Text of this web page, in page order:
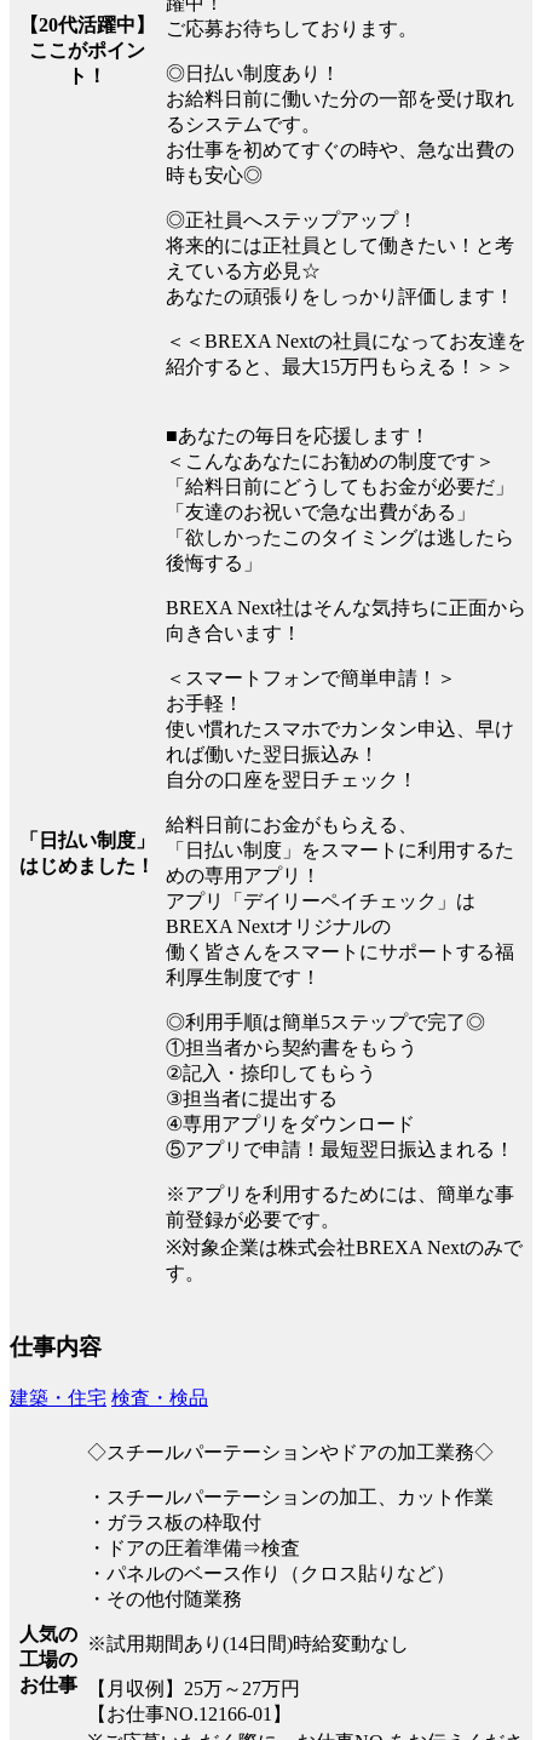
【20代活躍中】
ここがポイン
ト！
ご応募お待ちしております。
◎日払い制度あり！
お給料日前に働いた分の一部を受け取れ
るシステムです。
お仕事を初めてすぐの時や、急な出費の
時も安心◎
◎正社員へステップアップ！
将来的には正社員として働きたい！と考
えている方必見☆
あなたの頑張りをしっかり評価します！
＜＜BREXA Nextの社員になってお友達を
紹介すると、最大15万円もらえる！＞＞
「日払い制度」
はじめました！
■あなたの毎日を応援します！
＜こんなあなたにお勧めの制度です＞
「給料日前にどうしてもお金が必要だ」
「友達のお祝いで急な出費がある」
「欲しかったこのタイミングは逃したら
後悔する」
BREXA Next社はそんな気持ちに正面から
向き合います！
＜スマートフォンで簡単申請！＞
お手軽！
使い慣れたスマホでカンタン申込、早け
れば働いた翌日振込み！
自分の口座を翌日チェック！
給料日前にお金がもらえる、
「日払い制度」をスマートに利用するた
めの専用アプリ！
アプリ「デイリーペイチェック」は
BREXA Nextオリジナルの
働く皆さんをスマートにサポートする福
利厚生制度です！
◎利用手順は簡単5ステップで完了◎
①担当者から契約書をもらう
②記入・捺印してもらう
③担当者に提出する
④専用アプリをダウンロード
⑤アプリで申請！最短翌日振込まれる！
※アプリを利用するためには、簡単な事
前登録が必要です。
※対象企業は株式会社BREXA Nextのみで
す。
仕事内容
建築・住宅 検査・検品
人気の
工場の
お仕事
◇スチールパーテーションやドアの加工業務◇
・スチールパーテーションの加工、カット作業
・ガラス板の枠取付
・ドアの圧着準備⇒検査
・パネルのベース作り（クロス貼りなど）
・その他付随業務
※試用期間あり(14日間)時給変動なし
【月収例】25万～27万円
【お仕事NO.12166-01】